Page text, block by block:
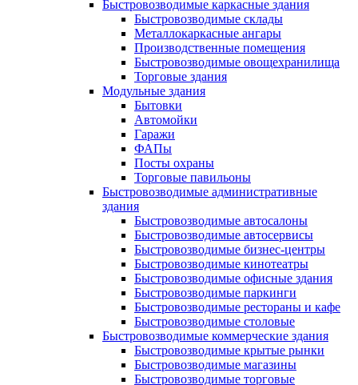
Быстровозводимые каркасные здания
Быстровозводимые склады
Металлокаркасные ангары
Производственные помещения
Быстровозводимые овощехранилища
Торговые здания
Модульные здания
Бытовки
Автомойки
Гаражи
ФАПы
Посты охраны
Торговые павильоны
Быстровозводимые административные
здания
Быстровозводимые автосалоны
Быстровозводимые автосервисы
Быстровозводимые бизнес-центры
Быстровозводимые кинотеатры
Быстровозводимые офисные здания
Быстровозводимые паркинги
Быстровозводимые рестораны и кафе
Быстровозводимые столовые
Быстровозводимые коммерческие здания
Быстровозводимые крытые рынки
Быстровозводимые магазины
Быстровозводимые торговые